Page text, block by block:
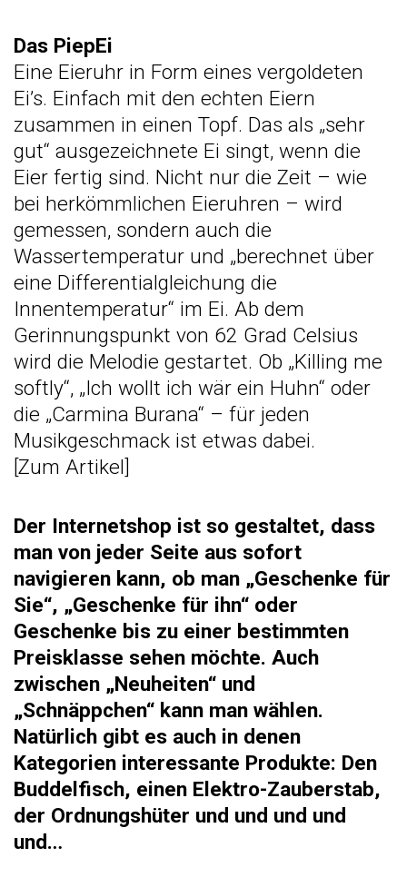
Das PiepEi
Eine Eieruhr in Form eines vergoldeten
Ei’s. Einfach mit den echten Eiern
zusammen in einen Topf. Das als „sehr
gut“ ausgezeichnete Ei singt, wenn die
Eier fertig sind. Nicht nur die Zeit – wie
bei herkömmlichen Eieruhren – wird
gemessen, sondern auch die
Wassertemperatur und „berechnet über
eine Differentialgleichung die
Innentemperatur“ im Ei. Ab dem
Gerinnungspunkt von 62 Grad Celsius
wird die Melodie gestartet. Ob „Killing me
softly“, „Ich wollt ich wär ein Huhn“ oder
die „Carmina Burana“ – für jeden
Musikgeschmack ist etwas dabei.
[Zum Artikel]
Der Internetshop ist so gestaltet, dass
man von jeder Seite aus sofort
navigieren kann, ob man „Geschenke für
Sie“, „Geschenke für ihn“ oder
Geschenke bis zu einer bestimmten
Preisklasse sehen möchte. Auch
zwischen „Neuheiten“ und
„Schnäppchen“ kann man wählen.
Natürlich gibt es auch in denen
Kategorien interessante Produkte: Den
Buddelfisch, einen Elektro-Zauberstab,
der Ordnungshüter und und und und
und…